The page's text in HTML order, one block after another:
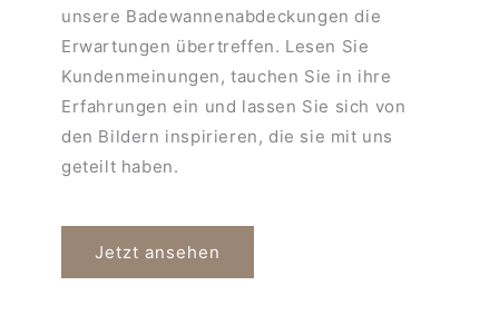
unsere Badewannenabdeckungen die
Erwartungen übertreffen. Lesen Sie
Kundenmeinungen, tauchen Sie in ihre
Erfahrungen ein und lassen Sie sich von
den Bildern inspirieren, die sie mit uns
geteilt haben.
Jetzt ansehen